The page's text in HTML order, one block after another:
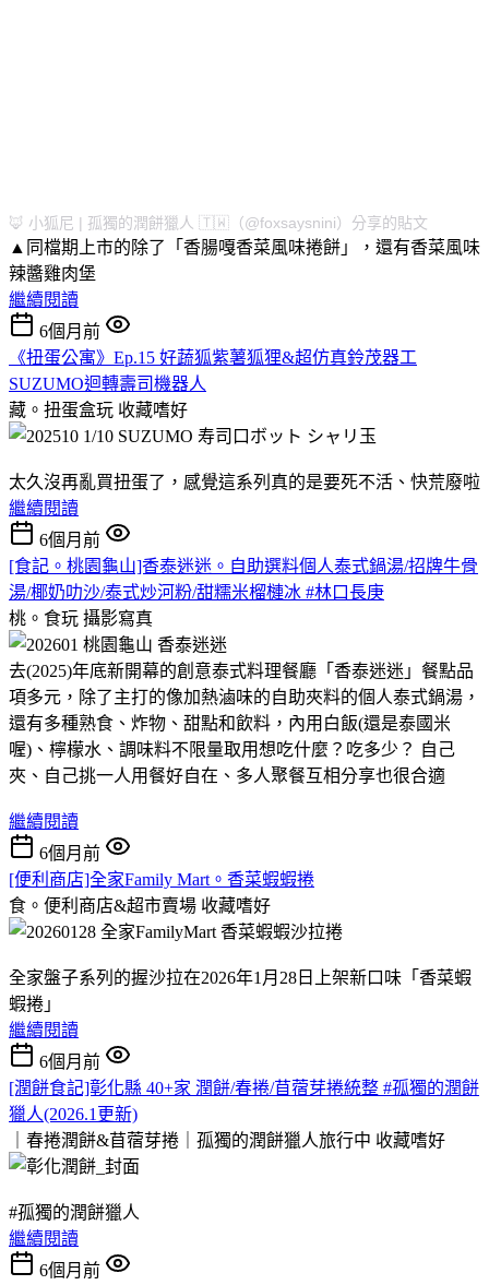
🦊 小狐尼 | 孤獨的潤餅獵人 🇹🇼（@foxsaysnini）分享的貼文
▲同檔期上市的除了「香腸嘎香菜風味捲餅」，還有香菜風味
辣醬雞肉堡
繼續閱讀
6個月前
《扭蛋公寓》Ep.15 好蔬狐紫薯狐狸&超仿真鈴茂器工
SUZUMO迴轉壽司機器人
藏。扭蛋盒玩 收藏嗜好
太久沒再亂買扭蛋了，感覺這系列真的是要死不活、快荒廢啦
繼續閱讀
6個月前
[食記。桃園龜山]香泰迷迷。自助選料個人泰式鍋湯/招牌牛骨
湯/椰奶叻沙/泰式炒河粉/甜糯米榴槤冰 #林口長庚
桃。食玩 攝影寫真
去(2025)年底新開幕的創意泰式料理餐廳「香泰迷迷」餐點品
項多元，除了主打的像加熱滷味的自助夾料的個人泰式鍋湯，
還有多種熟食、炸物、甜點和飲料，內用白飯(還是泰國米
喔)、檸檬水、調味料不限量取用想吃什麼？吃多少？ 自己
夾、自己挑一人用餐好自在、多人聚餐互相分享也很合適
繼續閱讀
6個月前
[便利商店]全家Family Mart。香菜蝦蝦捲
食。便利商店&超市賣場 收藏嗜好
全家盤子系列的握沙拉在2026年1月28日上架新口味「香菜蝦
蝦捲」
繼續閱讀
6個月前
[潤餅食記]彰化縣 40+家 潤餅/春捲/苜蓿芽捲統整 #孤獨的潤餅
獵人(2026.1更新)
｜春捲潤餅&苜蓿芽捲｜孤獨的潤餅獵人旅行中 收藏嗜好
#孤獨的潤餅獵人
繼續閱讀
6個月前